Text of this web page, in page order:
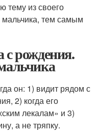
тему из своего
мальчика, тем самым
рождения.
он: 1) видит рядом с
2) когда его
лекалам» и 3)
а не тряпку.